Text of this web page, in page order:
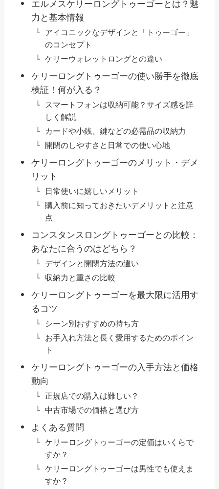
エルメスケリーロングトゥーゴーとは？魅
力と基本情報
アイコニックなデザインと「トゥーゴー」
のコンセプト
ケリーウォレットロングとの違い
ケリーロングトゥーゴーの使い勝手を徹底
検証！何が入る？
スマートフォンは収納可能？サイズ感を詳
しく解説
カードや小銭、鍵などの必需品の収納力
開閉のしやすさと日常での使い心地
ケリーロングトゥーゴーのメリット・デメ
リット
日常使いに嬉しいメリット
購入前に知っておきたいデメリットと注意
点
コンスタンスロングトゥーゴーとの比較：
あなたに合うのはどちら？
デザインと開閉方法の違い
収納力と重さの比較
ケリーロングトゥーゴーを最大限に活用す
るコツ
シーン別おすすめの持ち方
お手入れ方法と長く愛用するためのポイン
ト
ケリーロングトゥーゴーの入手方法と価格
動向
正規店での購入は難しい？
中古市場での価格と選び方
よくある質問
ケリーロングトゥーゴーの定価はいくらで
すか？
ケリーロングトゥーゴーは男性でも使えま
すか？